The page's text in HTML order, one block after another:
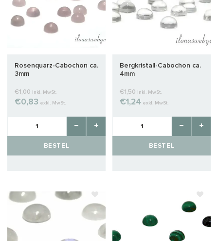
Rosenquarz-Cabochon ca.
3mm
€1,00 Inkl. MwSt.
€0,83 exkl. MwSt.
BESTEL
Bergkristall-Cabochon ca.
4mm
€1,50 Inkl. MwSt.
€1,24 exkl. MwSt.
BESTEL